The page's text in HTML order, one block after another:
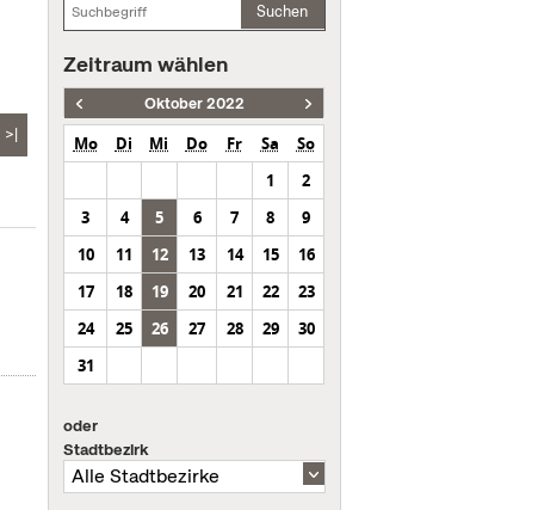
>|
Suchen
Zeitraum wählen
Oktober 2022
Mo Di Mi Do Fr Sa
So
1
2
3
4 5 6 7 8
9
10
11 12 13 14 15
16
17
18 19 20 21 22
23
24
25 26 27 28 29
30
31
oder
Stadtbezirk